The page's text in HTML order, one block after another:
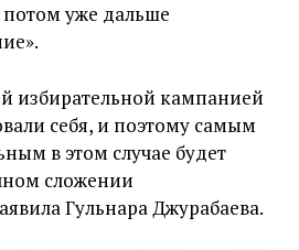
потом уже дальше
избирательной кампанией
себя, и поэтому самым
в этом случае будет
сложении
Гульнара Джурабаева.